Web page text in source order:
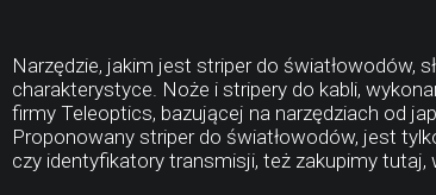
Narzędzie, jakim jest striper do światłowodów,
charakterystyce. Noże i stripery do kabli,
firmy Teleoptics, bazującej na narzędziach od
Proponowany striper do światłowodów, jest
czy identyfikatory transmisji, też zakupimy tutaj,